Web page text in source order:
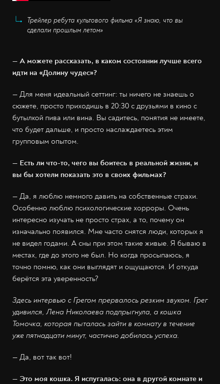
Трейлер ребута культового фильма «Я знаю, что вы
сделали прошлым летом»
— А можете рассказать, в каком состоянии лучше всего
идти на «Долину чудес»?
— Для меня идеальный сеттинг: ты ничего не знаешь о
сюжете, просто приходишь в 20:30 с друзьями в кино с
бутылкой пива или вина. Вы садитесь, понятия не имеете,
что будет дальше, и просто наслаждаетесь этим
групповым опытом.
— Есть ли что-то, чего вы боитесь в реальной жизни, и
вы бы хотели показать это в своих фильмах?
— Да, я люблю немного давить на собственные страхи.
Особенно люблю психологические хорроры. Очень
интересно изучать не просто страх, а то, почему он
изначально появился. Мне часто снятся люди, которых я
не видел годами. А сны при этом такие живые. Я бываю в
местах, где до этого не был. Но когда просыпаюсь, я
точно помню, как они выглядят и ощущаются. И откуда
берётся эта уверенность?
Здесь интервью с Грегом прервалось резким звуком. Грег
удивился, Лена Николаева подпрыгнула, а кошка
Томочка, которая пыталась зайти в комнату в течение
уже пятнадцати минут, частично добилась успеха.
— Да, вот так вот!
— Это моя кошка. Я испугалась: она в другой комнате и